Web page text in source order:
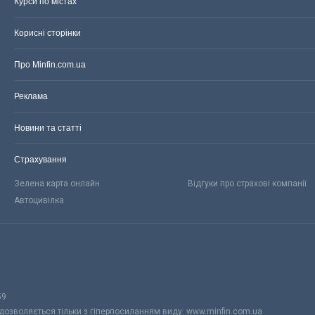
Корисні сторінки
Про Minfin.com.ua
Реклама
Новини та статті
Страхування
Зелена карта онлайн
Відгуки про страхові компанії
Автоцивілка
тільки з гіперпосиланням виду: www.minfin.com.ua